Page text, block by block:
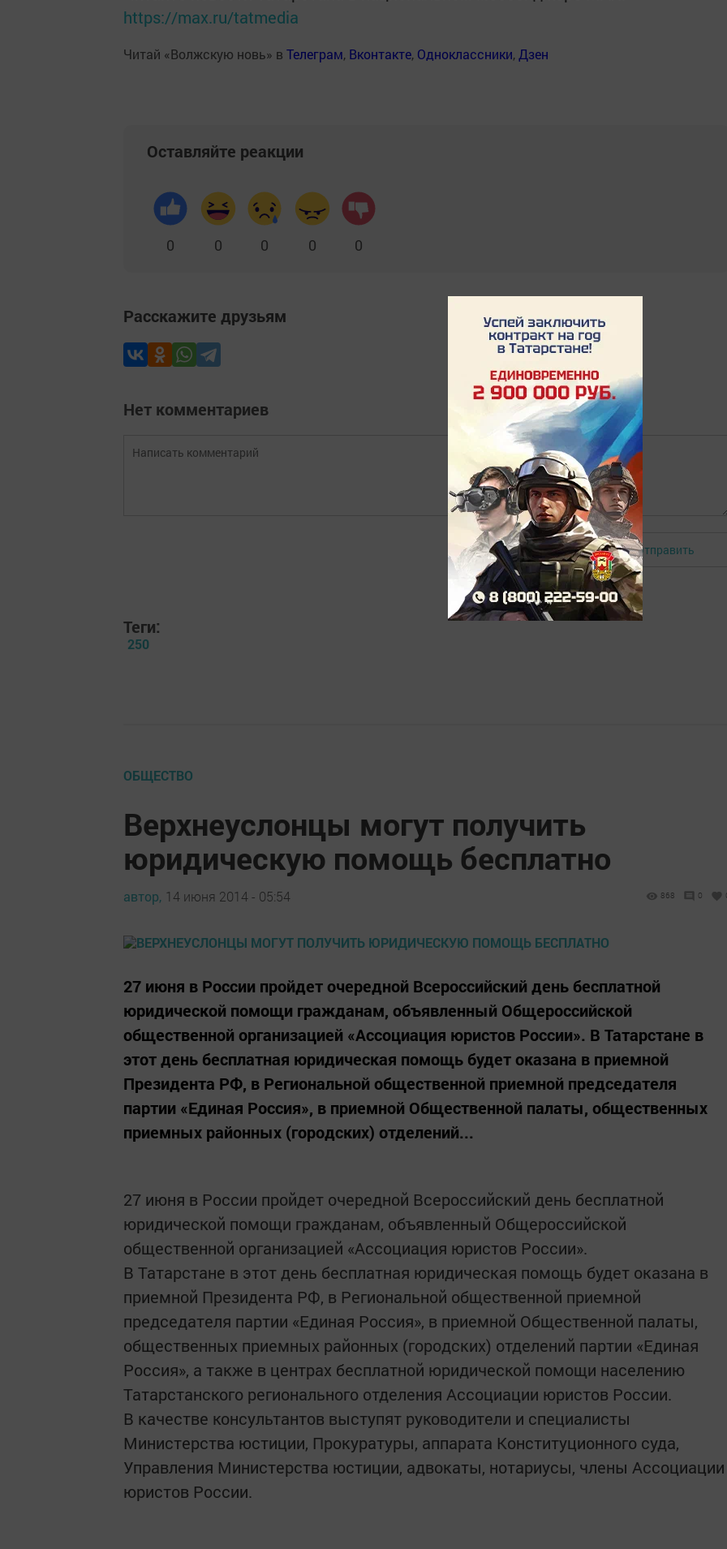
https://max.ru/tatmedia
Читай «Волжскую новь» в Телеграм, Вконтакте, Одноклассники, Дзен
Оставляйте реакции
0 0 0 0 0
Расскажите друзьям
Нет комментариев
Авторизоваться Отправить
Теги:
250
ОБЩЕСТВО
Верхнеуслонцы могут получить
юридическую помощь бесплатно
автор, 14 июня 2014 - 05:54 868 0
27 июня в России пройдет очередной Всероссийский день бесплатной
юридической помощи гражданам, объявленный Общероссийской
общественной организацией «Ассоциация юристов России». В Татарстане в
этот день бесплатная юридическая помощь будет оказана в приемной
Президента РФ, в Региональной общественной приемной председателя
партии «Единая Россия», в приемной Общественной палаты, общественных
приемных районных (городских) отделений...
27 июня в России пройдет очередной Всероссийский день бесплатной
юридической помощи гражданам, объявленный Общероссийской
общественной организацией «Ассоциация юристов России».
В Татарстане в этот день бесплатная юридическая помощь будет оказана в
приемной Президента РФ, в Региональной общественной приемной
председателя партии «Единая Россия», в приемной Общественной палаты,
общественных приемных районных (городских) отделений партии «Единая
Россия», а также в центрах бесплатной юридической помощи населению
Татарстанского регионального отделения Ассоциации юристов России.
В качестве консультантов выступят руководители и специалисты
Министерства юстиции, Прокуратуры, аппарата Конституционного суда,
Управления Министерства юстиции, адвокаты, нотариусы, члены Ассоциации
юристов России.